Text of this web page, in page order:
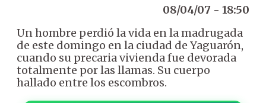
08/04/07 - 18:50
Un hombre perdió la vida en la madrugada
de este domingo en la ciudad de Yaguarón,
cuando su precaria vivienda fue devorada
totalmente por las llamas. Su cuerpo
hallado entre los escombros.